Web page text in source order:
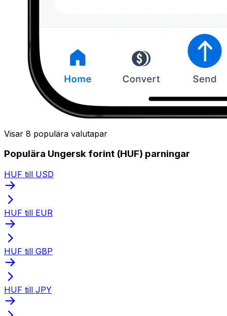
Visar 8 populära valutapar
Populära Ungersk forint (HUF) parningar
HUF till USD
HUF till EUR
HUF till GBP
HUF till JPY